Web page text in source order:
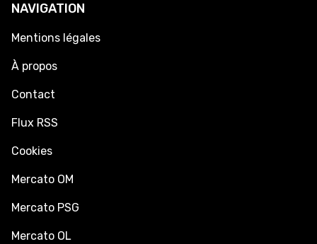
NAVIGATION
Mentions légales
À propos
Contact
Flux RSS
Cookies
Mercato OM
Mercato PSG
Mercato OL